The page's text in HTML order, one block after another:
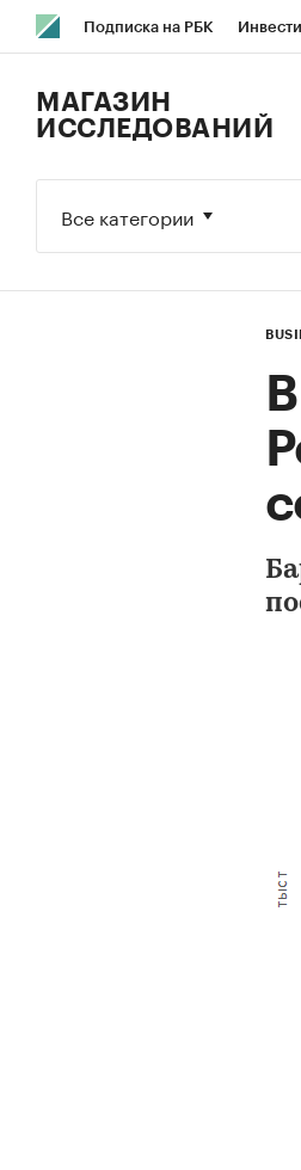
Подписка на РБК
Исследования
МАГАЗИН
ИССЛЕДОВАНИЙ
Все категории